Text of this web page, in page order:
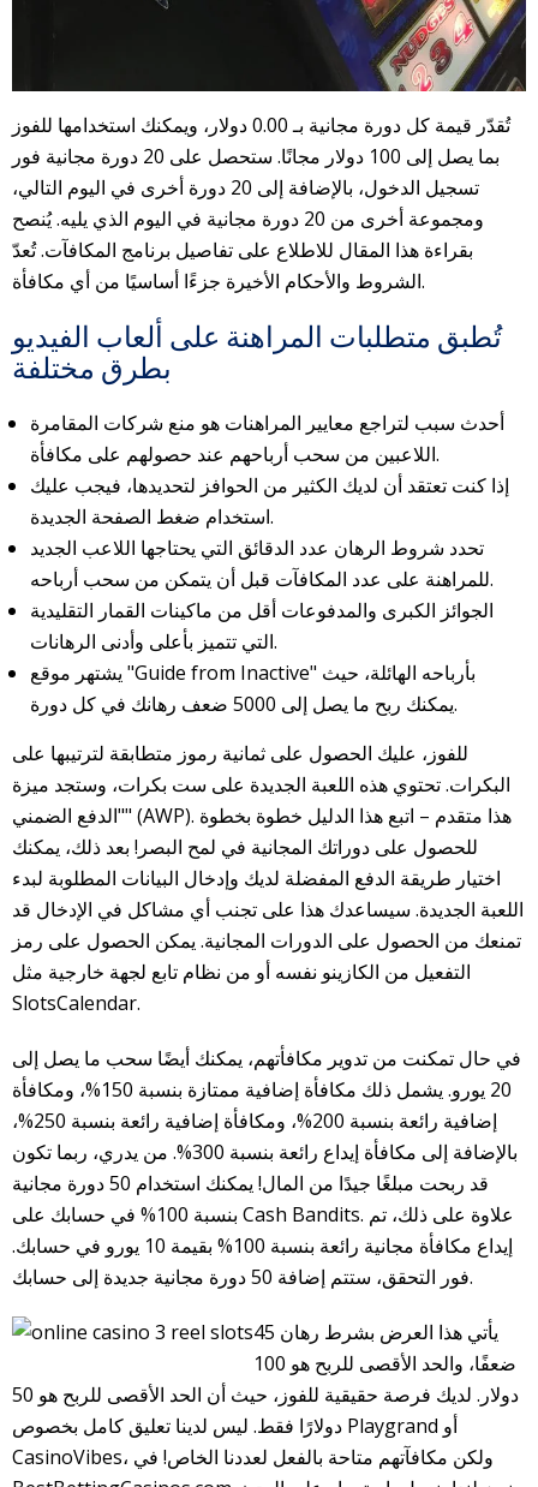
تُقدّر قيمة كل دورة مجانية بـ 0.00 دولار، ويمكنك استخدامها للفوز
بما يصل إلى 100 دولار مجانًا. ستحصل على 20 دورة مجانية فور
تسجيل الدخول، بالإضافة إلى 20 دورة أخرى في اليوم التالي،
ومجموعة أخرى من 20 دورة مجانية في اليوم الذي يليه. يُنصح
بقراءة هذا المقال للاطلاع على تفاصيل برنامج المكافآت. تُعدّ
الشروط والأحكام الأخيرة جزءًا أساسيًا من أي مكافأة.
تُطبق متطلبات المراهنة على ألعاب الفيديو
بطرق مختلفة
أحدث سبب لتراجع معايير المراهنات هو منع شركات المقامرة
اللاعبين من سحب أرباحهم عند حصولهم على مكافأة.
إذا كنت تعتقد أن لديك الكثير من الحوافز لتحديدها، فيجب عليك
استخدام ضغط الصفحة الجديدة.
تحدد شروط الرهان عدد الدقائق التي يحتاجها اللاعب الجديد
للمراهنة على عدد المكافآت قبل أن يتمكن من سحب أرباحه.
الجوائز الكبرى والمدفوعات أقل من ماكينات القمار التقليدية
التي تتميز بأعلى وأدنى الرهانات.
يشتهر موقع "Guide from Inactive" بأرباحه الهائلة، حيث
يمكنك ربح ما يصل إلى 5000 ضعف رهانك في كل دورة.
للفوز، عليك الحصول على ثمانية رموز متطابقة لترتيبها على
البكرات. تحتوي هذه اللعبة الجديدة على ست بكرات، وستجد ميزة
"الدفع الضمني" (AWP). هذا متقدم – اتبع هذا الدليل خطوة بخطوة
للحصول على دوراتك المجانية في لمح البصر! بعد ذلك، يمكنك
اختيار طريقة الدفع المفضلة لديك وإدخال البيانات المطلوبة لبدء
اللعبة الجديدة. سيساعدك هذا على تجنب أي مشاكل في الإدخال قد
تمنعك من الحصول على الدورات المجانية. يمكن الحصول على رمز
التفعيل من الكازينو نفسه أو من نظام تابع لجهة خارجية مثل
SlotsCalendar.
في حال تمكنت من تدوير مكافأتهم، يمكنك أيضًا سحب ما يصل إلى
20 يورو. يشمل ذلك مكافأة إضافية ممتازة بنسبة 150%، ومكافأة
إضافية رائعة بنسبة 200%، ومكافأة إضافية رائعة بنسبة 250%،
بالإضافة إلى مكافأة إيداع رائعة بنسبة 300%. من يدري، ربما تكون
قد ربحت مبلغًا جيدًا من المال! يمكنك استخدام 50 دورة مجانية
بنسبة 100% في حسابك على Cash Bandits. علاوة على ذلك، تم
إيداع مكافأة مجانية رائعة بنسبة 100% بقيمة 10 يورو في حسابك.
فور التحقق، ستتم إضافة 50 دورة مجانية جديدة إلى حسابك.
يأتي هذا العرض بشرط رهان 45
ضعفًا، والحد الأقصى للربح هو 100
دولار. لديك فرصة حقيقية للفوز، حيث أن الحد الأقصى للربح هو 50
دولارًا فقط. ليس لدينا تعليق كامل بخصوص Playgrand أو
CasinoVibes، ولكن مكافآتهم متاحة بالفعل لعددنا الخاص! في